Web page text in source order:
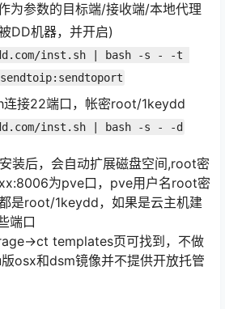
为参数的目标端/接收端/本地代理
DD机器，并开启)
inst.sh | bash -s - -t
连接22端口，帐密root/1keydd
inst.sh | bash -s - -d
装后，会自动扩展磁盘空间,root密
为pve口，pve用户名root密
是root/1keydd，如果是云主机建
端口
>ct templates页可找到，不做
osx和dsm镜像并不提供开放托管